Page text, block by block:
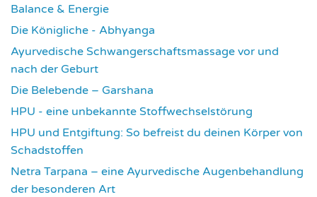
Balance & Energie
Die Königliche - Abhyanga
Ayurvedische Schwangerschaftsmassage vor und
nach der Geburt
Die Belebende – Garshana
HPU - eine unbekannte Stoffwechselstörung
HPU und Entgiftung: So befreist du deinen Körper von
Schadstoffen
Netra Tarpana – eine Ayurvedische Augenbehandlung
der besonderen Art